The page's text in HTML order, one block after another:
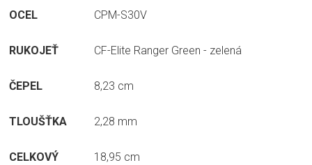
OCEL CPM-S30V
RUKOJEŤ CF-Elite Ranger Green - zelená
ČEPEL 8,23 cm
TLOUŠŤKA 2,28 mm
CELKOVÝ 18,95 cm